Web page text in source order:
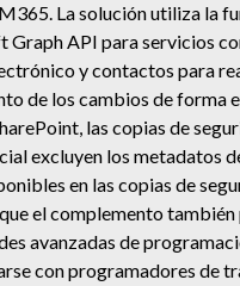
La solución utiliza la
Graph API para servicios
y contactos para
de los cambios de forma
las copias de
excluyen los metadatos
en las copias de
el complemento
avanzadas de
con programadores de